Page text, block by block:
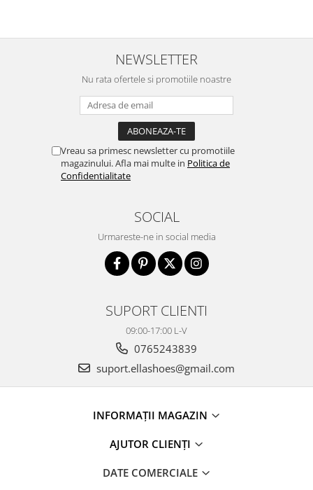
NEWSLETTER
Nu rata ofertele si promotiile noastre
Vreau sa primesc newsletter cu promotiile
magazinului. Afla mai multe in Politica de
Confidentialitate
SOCIAL
Urmareste-ne in social media
SUPORT CLIENTI
09:00-17:00 L-V
0765243839
suport.ellashoes@gmail.com
INFORMAȚII MAGAZIN
AJUTOR CLIENȚI
DATE COMERCIALE